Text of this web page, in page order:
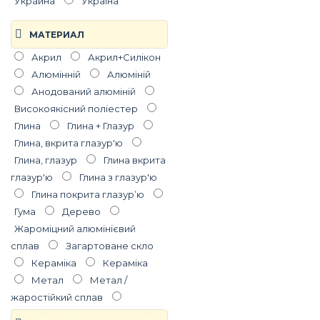
МАТЕРИАЛ
Акрил
Акрил+Силікон
Алюмінній
Алюміній
Анодований алюміній
Високоякісний поліестер
Глина
Глина + Глазур
Глина, вкрита глазур'ю
Глина, глазур
Глина вкрита
глазур'ю
Глина з глазур'ю
Глина покрита глазурʼю
Гума
Дерево
Жароміцний алюмінієвий
сплав
Загартоване скло
Керамiка
Кераміка
Метал
Метал /
жаростійкий сплав